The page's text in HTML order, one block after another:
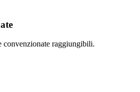
convenzionate raggiungibili.